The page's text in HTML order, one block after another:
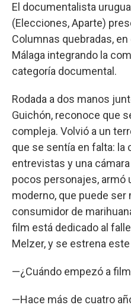
El documentalista
(Elecciones, Aparte)
Columnas quebradas,
Málaga integrando la
categoría documental.
Rodada a dos manos
Guichón, reconoce que
compleja. Volvió a un
que se sentía en falta: la
entrevistas y una
pocos personajes, armó
moderno, que puede ser
consumidor de
film está dedicado al
Melzer, y se estrena este
—¿Cuándo empezó a
—Hace más de cuatro